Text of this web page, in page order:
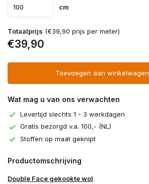
cm
Totaalprijs (€39,90 prijs per meter)
€39,90
Toevoegen aan winkelwagen
Wat mag u van ons verwachten
Levertijd slechts 1 - 3 werkdagen
Gratis bezorgd v.a. 100,- (NL)
Stoffen op maat geknipt
Productomschrijving
Double Face gekookte wol